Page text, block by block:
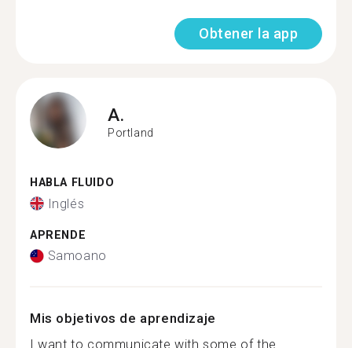
Obtener la app
A.
Portland
HABLA FLUIDO
Inglés
APRENDE
Samoano
Mis objetivos de aprendizaje
I want to communicate with some of the